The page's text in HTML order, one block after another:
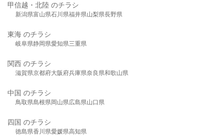
甲信越・北陸 のチラシ
新潟県富山県石川県福井県山梨県長野県
東海 のチラシ
岐阜県静岡県愛知県三重県
関西 のチラシ
滋賀県京都府大阪府兵庫県奈良県和歌山県
中国 のチラシ
鳥取県島根県岡山県広島県山口県
四国 のチラシ
徳島県香川県愛媛県高知県